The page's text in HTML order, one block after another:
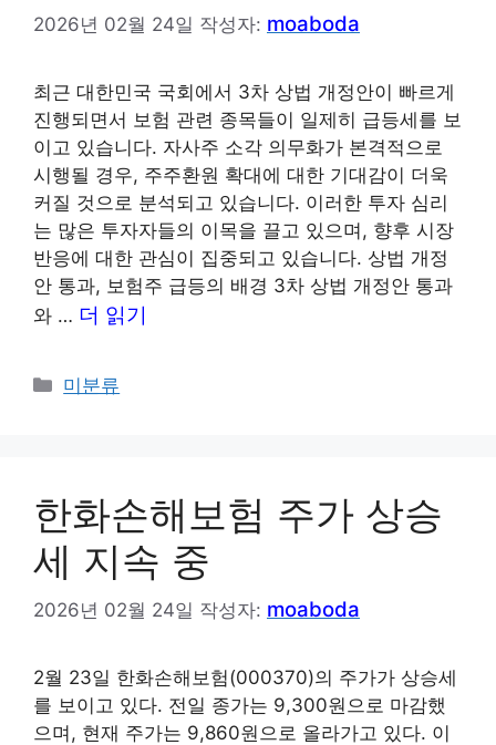
2026년 02월 24일 작성자: moaboda
최근 대한민국 국회에서 3차 상법 개정안이 빠르게
진행되면서 보험 관련 종목들이 일제히 급등세를 보
이고 있습니다. 자사주 소각 의무화가 본격적으로
시행될 경우, 주주환원 확대에 대한 기대감이 더욱
커질 것으로 분석되고 있습니다. 이러한 투자 심리
는 많은 투자자들의 이목을 끌고 있으며, 향후 시장
반응에 대한 관심이 집중되고 있습니다. 상법 개정
안 통과, 보험주 급등의 배경 3차 상법 개정안 통과
와 … 더 읽기
카
미분류
한화손해보험 주가 상승
세 지속 중
2026년 02월 24일 작성자: moaboda
2월 23일 한화손해보험(000370)의 주가가 상승세
를 보이고 있다. 전일 종가는 9,300원으로 마감했
으며, 현재 주가는 9,860원으로 올라가고 있다. 이